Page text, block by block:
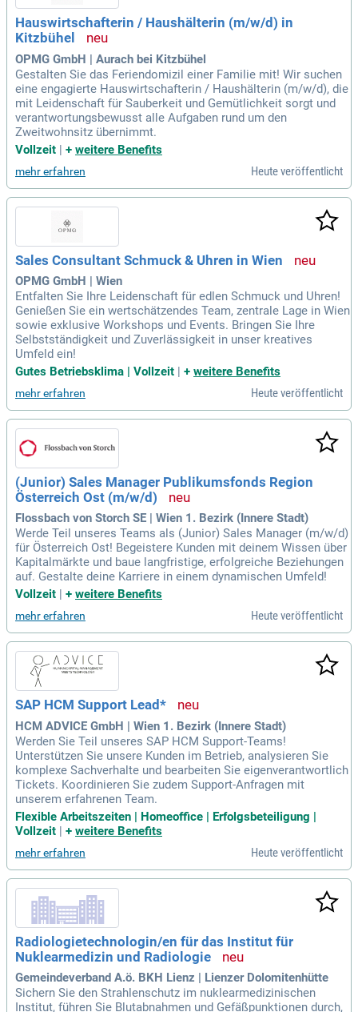
Hauswirtschafterin / Haushälterin (m/w/d) in
Kitzbühel
OPMG GmbH | Aurach bei Kitzbühel
Gestalten Sie das Feriendomizil einer Familie mit! Wir suchen
eine engagierte Hauswirtschafterin / Haushälterin (m/w/d), die
mit Leidenschaft für Sauberkeit und Gemütlichkeit sorgt und
verantwortungsbewusst alle Aufgaben rund um den
Zweitwohnsitz übernimmt.
Vollzeit | + weitere Benefits
mehr erfahren Heute veröffentlicht
Sales Consultant Schmuck & Uhren in Wien
OPMG GmbH | Wien
Entfalten Sie Ihre Leidenschaft für edlen Schmuck und Uhren!
Genießen Sie ein wertschätzendes Team, zentrale Lage in Wien
sowie exklusive Workshops und Events. Bringen Sie Ihre
Selbstständigkeit und Zuverlässigkeit in unser kreatives
Umfeld ein!
Gutes Betriebsklima | Vollzeit | + weitere Benefits
mehr erfahren Heute veröffentlicht
(Junior) Sales Manager Publikumsfonds Region
Österreich Ost (m/w/d)
Flossbach von Storch SE | Wien 1. Bezirk (Innere Stadt)
Werde Teil unseres Teams als (Junior) Sales Manager (m/w/d)
für Österreich Ost! Begeistere Kunden mit deinem Wissen über
Kapitalmärkte und baue langfristige, erfolgreiche Beziehungen
auf. Gestalte deine Karriere in einem dynamischen Umfeld!
Vollzeit
+ weitere Benefits
mehr erfahren Heute veröffentlicht
SAP HCM Support Lead*
HCM ADVICE GmbH | Wien 1. Bezirk (Innere Stadt)
Werden Sie Teil unseres SAP HCM Support-Teams!
Unterstützen Sie unsere Kunden im Betrieb, analysieren Sie
komplexe Sachverhalte und bearbeiten Sie eigenverantwortlich
Tickets. Koordinieren Sie zudem Support-Anfragen mit
unserem erfahrenen Team.
Flexible Arbeitszeiten | Homeoffice | Erfolgsbeteiligung |
Vollzeit | + weitere Benefits
mehr erfahren Heute veröffentlicht
Radiologietechnologin/en für das Institut für
Nuklearmedizin und Radiologie
Gemeindeverband A.ö. BKH Lienz | Lienzer Dolomitenhütte
Sichern Sie den Strahlenschutz im nuklearmedizinischen
Institut, führen Sie Blutabnahmen und Gefäßpunktionen durch,